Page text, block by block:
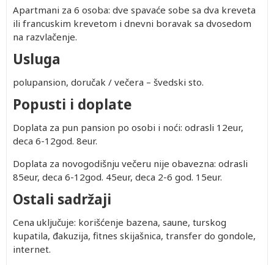
Apartmani za 6 osoba: dve spavaće sobe sa dva kreveta
ili francuskim krevetom i dnevni boravak sa dvosedom
na razvlačenje.
Usluga
polupansion, doručak / večera – švedski sto.
Popusti i doplate
Doplata za pun pansion po osobi i noći: odrasli 12eur,
deca 6-12god. 8eur.
Doplata za novogodišnju večeru nije obavezna: odrasli
85eur, deca 6-12god. 45eur, deca 2-6 god. 15eur.
Ostali sadržaji
Cena uključuje: korišćenje bazena, saune, turskog
kupatila, đakuzija, fitnes skijašnica, transfer do gondole,
internet.